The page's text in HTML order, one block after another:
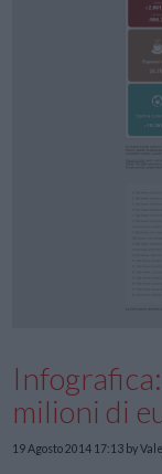
milioni di
19 Agosto 2014 17:13 by